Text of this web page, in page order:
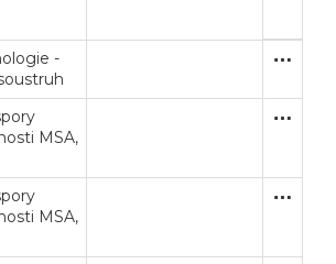
-
MSA,
MSA,